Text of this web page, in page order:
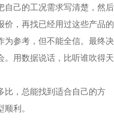
自己的工况需求写清楚，然后
价，再找已经用过这些产品的
为参考，但不能全信。最终决
。用数据说话，比听谁吹得天
比，总能找到适合自己的方
利。